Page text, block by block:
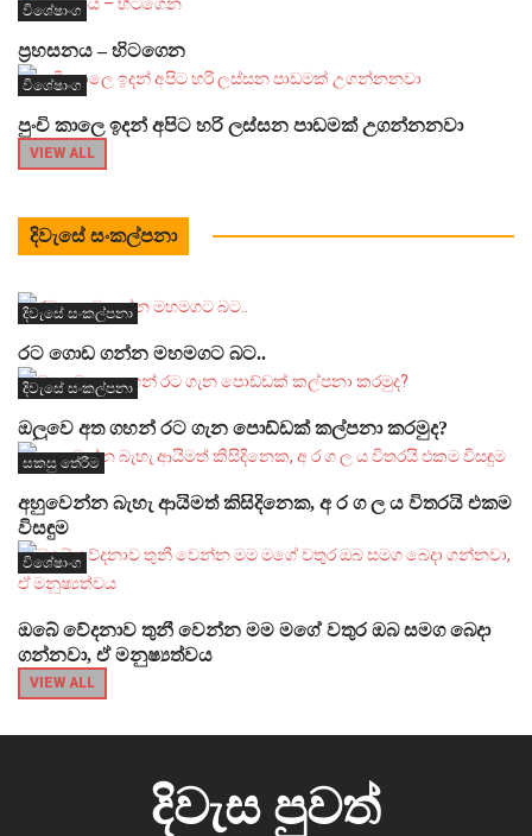
විශේෂාංග
ප්‍රහසනය – හිටගෙන
විශේෂාංග
පුංචි කාලෙ ඉදන් අපිට හරි ලස්සන පාඩමක් උගන්නනවා
VIEW ALL
දිවැසේ සංකල්පනා
දිවැසේ සංකල්පනා
රට ගොඩ ගන්න මහමගට බට..
දිවැසේ සංකල්පනා
ඔලුවෙ අත ගහන් රට ගැන පොඩ්ඩක් කල්පනා කරමුද?
සකසු තේරීම
අහුවෙන්න බැහැ ආයිමත් කිසිදිනෙක, අ ර ග ල ය විතරයි එකම
විසඳුම
විශේෂාංග
ඔබේ වේදනාව තුනී වෙන්න මම මගේ වතුර ඔබ සමග බෙදා
ගන්නවා, ඒ මනුෂ්‍යත්වය
VIEW ALL
දිවැස පුවත්